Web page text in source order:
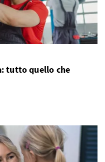
tutto quello che